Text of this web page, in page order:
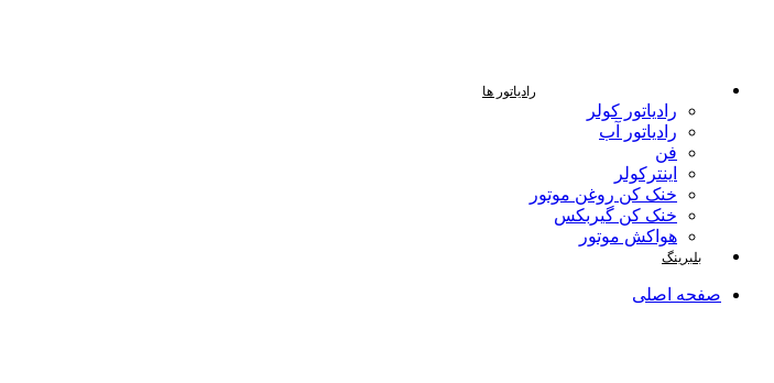
رادیاتور ها
رادیاتور کولر
رادیاتور آب
فن
اینترکولر
خنک کن روغن موتور
خنک کن گیربکس
هواکش موتور
بلبرینگ
صفحه اصلی